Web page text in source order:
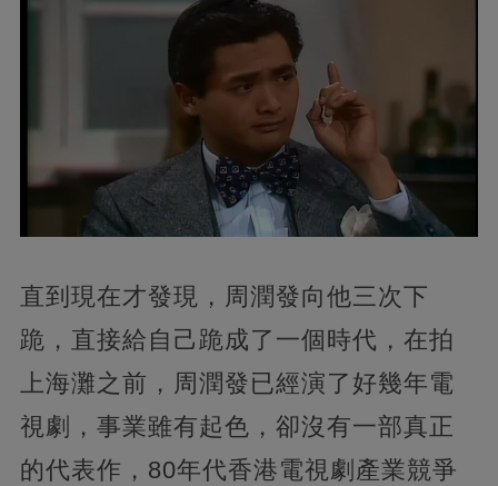
直到現在才發現，周潤發向他三次下
跪，直接給自己跪成了一個時代，在拍
上海灘之前，周潤發已經演了好幾年電
視劇，事業雖有起色，卻沒有一部真正
的代表作，80年代香港電視劇產業競爭